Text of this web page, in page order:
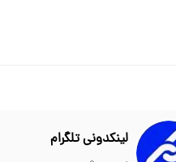
لینکدونی تلگرام